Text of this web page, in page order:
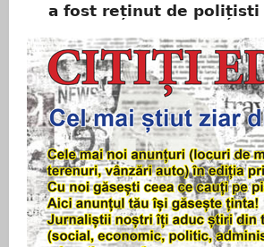
a fost reținut de polițisti